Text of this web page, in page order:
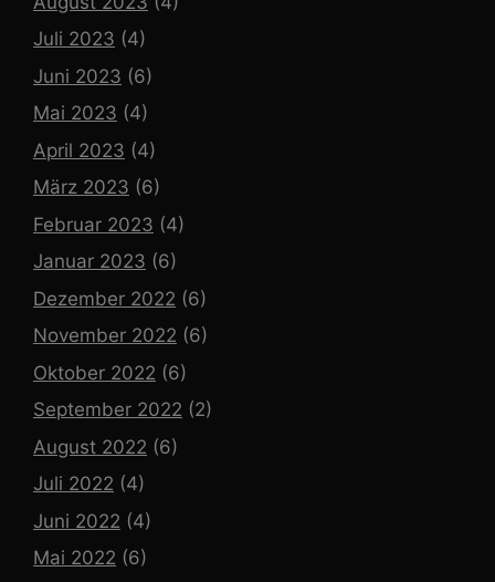
Juli 2023 (4)
Juni 2023 (6)
Mai 2023 (4)
April 2023 (4)
März 2023 (6)
Februar 2023 (4)
Januar 2023 (6)
Dezember 2022 (6)
November 2022 (6)
Oktober 2022 (6)
September 2022 (2)
August 2022 (6)
Juli 2022 (4)
Juni 2022 (4)
Mai 2022 (6)